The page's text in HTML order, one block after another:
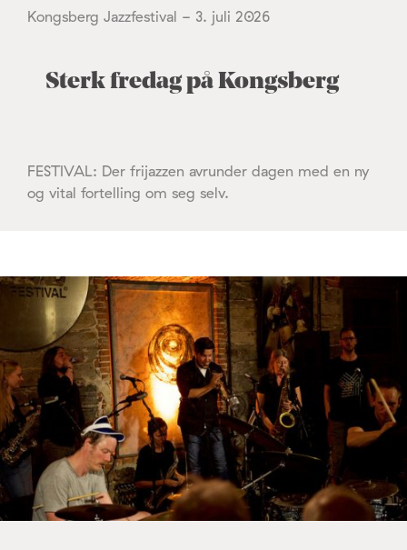
Kongsberg Jazzfestival - 3. juli 2026
Sterk fredag på Kongsberg
FESTIVAL: Der frijazzen avrunder dagen med en ny
og vital fortelling om seg selv.